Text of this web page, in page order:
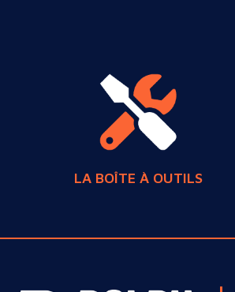
LA BOÎTE À OUTILS